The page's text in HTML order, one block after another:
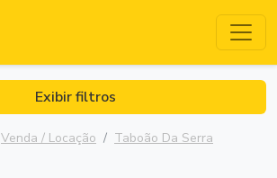
Exibir filtros
Venda / Locação
Taboão Da Serra